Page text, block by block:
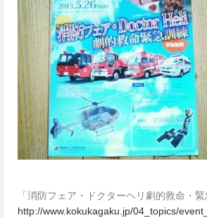
「消防フェア・ドクターヘリ劇的救命・緊
http://www.kokukagaku.jp/04_topics/